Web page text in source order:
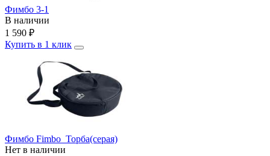
Фимбо 3-1
В наличии
1 590 ₽
Купить в 1 клик
Фимбо Fimbo_Торба(серая)
Нет в наличии